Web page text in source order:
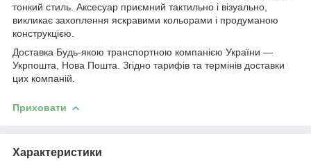
тонкий стиль. Аксесуар приємний тактильно і візуально,
викликає захоплення яскравими кольорами і продуманою
конструкцією.
Доставка Будь-якою транспортною компанією України ―
Укрпошта, Нова Пошта. Згідно тарифів та термінів доставки
цих компаній.
Приховати
Характеристики